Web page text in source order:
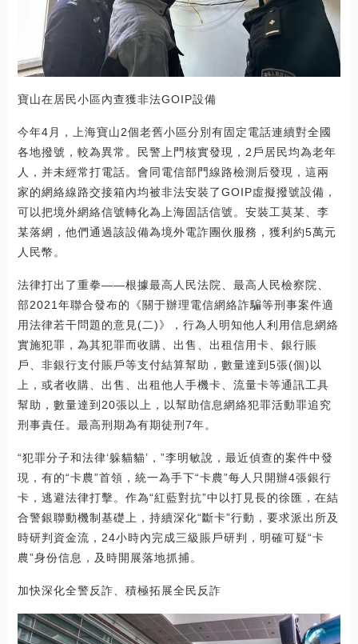
寶山在居民小區內查獲非法GOIP設備
今年4月，上海寶山2個老舊小區分別有固定電話連續對全國
各地撥號，較為異常。民警上門核實發現，2戶居民均為老年
人，并未經常打電話。會同電信部門線路檢測后發現，這兩
家的網絡線路交接箱內均被非法安裝了GOIP虛擬撥號設備，
可以把境外網絡信號轉化為上海固話信號。安裝工莫某、李
某落網，他們通過該設備為境外電詐團伙服務，獲利約5萬元
人民幣。
法律打出了重拳——根據最高人民法院、最高人民檢察院、
部2021年聯合發布的《關于辦理電信網絡詐騙等刑事案件適
用法律若干問題的意見(二)》，行為人明知他人利用信息網絡
實施犯罪，為其犯罪而收購、出售、出租信用卡、銀行賬
戶、非銀行支付賬戶等支付結算幫助，數量達到5張(個)以
上，或者收購、出售、出租他人手機卡、流量卡等通訊工具
幫助，數量達到20張以上，以幫助信息網絡犯罪活動罪追究
刑事責任。最高刑期為有期徒刑7年。
“犯罪分子和法律‘躲貓貓’，”李明敏說，最近偵查的案件中發
現，有的“卡農”首領，統一為手下“卡農”每人只開辦4張銀行
卡，逃避法律打擊。作為“紅藍對抗”中以打見長的徐匯，在結
合警銀聯動機制基礎上，持續深化“斷卡”行動，要求派出所及
時研判資金流，24小時內完成三級賬戶研判，明確可疑“卡
農”身份信息，及時開展落地抓捕。
加快深化全警反詐、積極拓展全民反詐